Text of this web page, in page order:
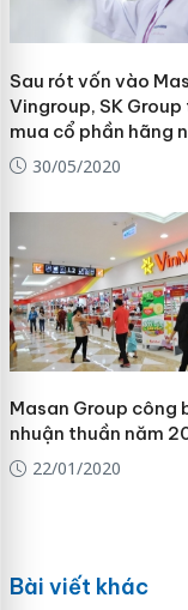
Sau rót vốn vào
Vingroup, SK
mua cổ phần hãng
30/05/2020
Masan Group công
nhuận thuần năm
22/01/2020
Bài viết khác